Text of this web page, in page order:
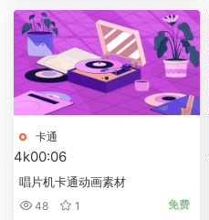
卡通
4k00:06
唱片机卡通动画素材
48 1 免费